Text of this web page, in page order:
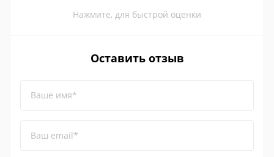
Нажмите, для быстрой оценки
Оставить отзыв
Ваше имя*
Ваш email*